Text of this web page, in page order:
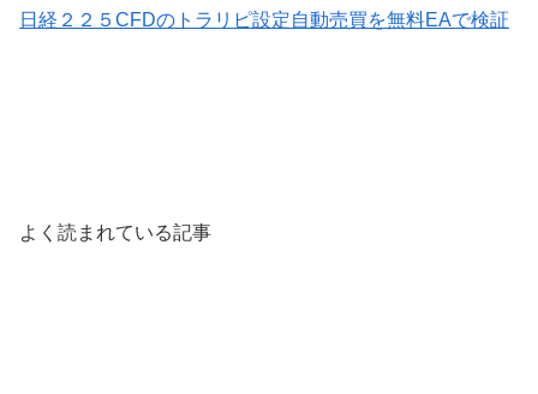
日経２２５CFDのトラリピ設定自動売買を無料EAで検証
よく読まれている記事